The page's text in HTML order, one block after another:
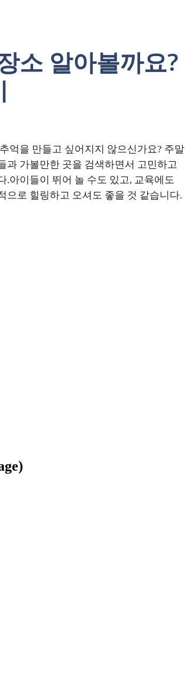
소 알아볼까요?
억을 만들고 싶어지지 않으신가요? 주말
과 가볼만한 곳을 검색하면서 고민하고
.아이들이 뛰어 놀 수도 있고, 교육에도
으로 힐링하고 오셔도 좋을 것 같습니다.